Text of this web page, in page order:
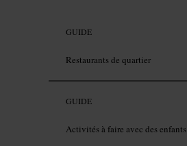
GUIDE
Restaurants de quartier
GUIDE
Activités à faire avec des enfants